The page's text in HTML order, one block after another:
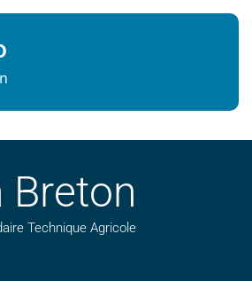
Breton
Technique Agricole